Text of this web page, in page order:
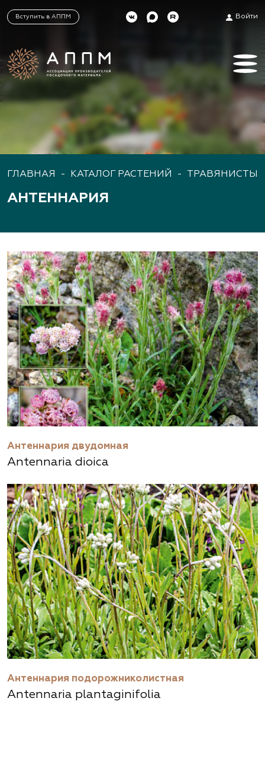
Вступить в АППМ Войти
ГЛАВНАЯ - КАТАЛОГ РАСТЕНИЙ -
АНТЕННАРИЯ
Антеннария двудомная
Antennaria dioica
Антеннария подорожниколистная
Antennaria plantaginifolia